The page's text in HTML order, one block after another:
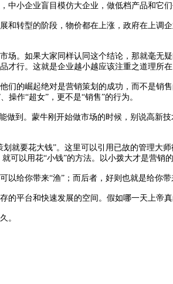
小企业盲目模仿大企业，做低档产品和它们
型的阶段，物价都在上涨，政府在上调
如果大家同样认同这个结论，那就毫无
行。这就是企业越小越应该注重之道理所在
崛起绝对是营销策划的成功，而不是销
作“超女”，更不是“销售”的行为。
。蒙牛刚开始做市场的时候，别说高新
要花大钱”。这里可以引用已故的管理大
可以用花“小钱”的方法。以小拨大才是营销的
你带来“渔”；而后者，好则也就是给你带
台和快速发展的空间。假如哪一天上帝真
。